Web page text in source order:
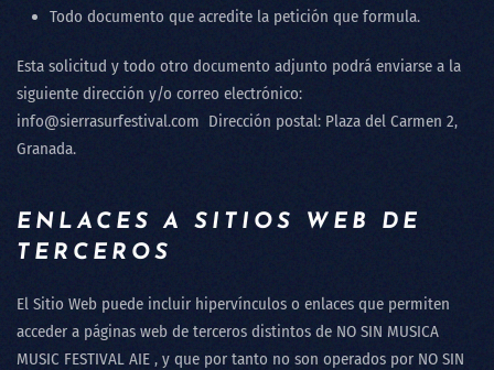
Todo documento que acredite la petición que formula.
Esta solicitud y todo otro documento adjunto podrá enviarse a la
siguiente dirección y/o correo electrónico:
info@sierrasurfestival.com Dirección postal: Plaza del Carmen 2,
Granada.
ENLACES A SITIOS WEB DE
TERCEROS
El Sitio Web puede incluir hipervínculos o enlaces que permiten
acceder a páginas web de terceros distintos de NO SIN MUSICA
MUSIC FESTIVAL AIE , y que por tanto no son operados por NO SIN